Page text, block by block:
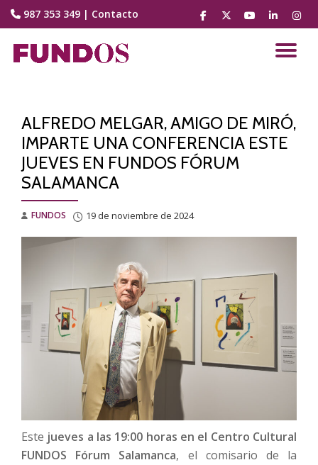
contenido
987 353 349 | Contacto
fa-
facebook
fa-
brands
fa-
youtube-
fa-
linkedin
fa-
ALFREDO MELGAR, AMIGO DE MIRÓ,
IMPARTE UNA CONFERENCIA ESTE
JUEVES EN FUNDOS FÓRUM
SALAMANCA
FUNDOS 19 de noviembre de 2024
Este jueves a las 19:00 horas en el Centro Cultural
FUNDOS Fórum Salamanca, el comisario de la